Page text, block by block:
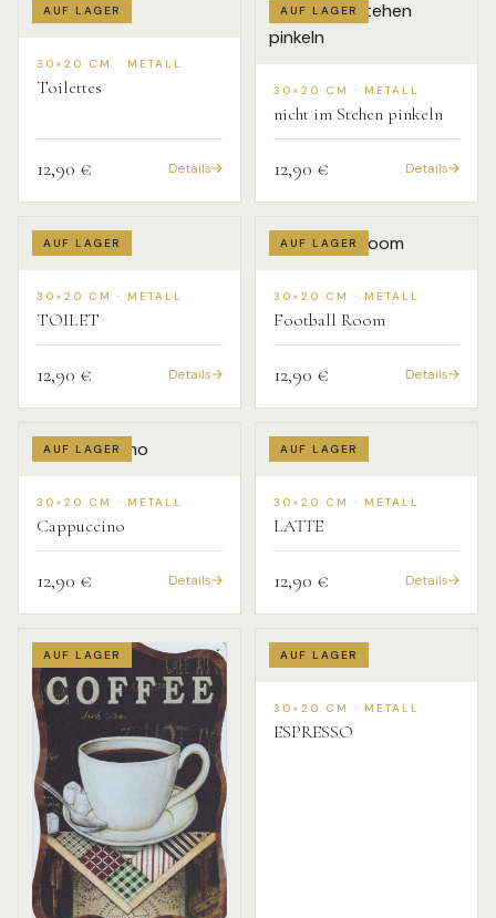
AUF LAGER
30×20 CM · METALL
Toilettes
12,90 € Details
AUF LAGER
30×20 CM · METALL
nicht im Stehen pinkeln
12,90 € Details
AUF LAGER
30×20 CM · METALL
TOILET
12,90 € Details
AUF LAGER
30×20 CM · METALL
Football Room
12,90 € Details
AUF LAGER
30×20 CM · METALL
Cappuccino
12,90 € Details
AUF LAGER
30×20 CM · METALL
LATTE
12,90 € Details
AUF LAGER AUF LAGER
30×20 CM · METALL
ESPRESSO